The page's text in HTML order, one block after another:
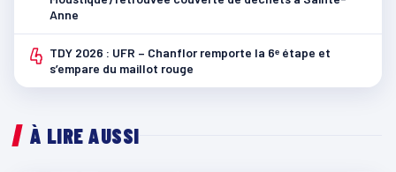
Anne
4 TDY 2026 : UFR – Chanflor remporte la 6ᵉ étape et
s’empare du maillot rouge
À LIRE AUSSI